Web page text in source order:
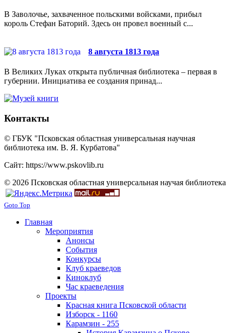
В Заволочье, захваченное польскими войсками, прибыл
король Стефан Баторий. Здесь он провел военный с...
8 августа 1813 года
В Великих Луках открыта публичная библиотека – первая в
губернии. Инициатива ее создания принад...
Контакты
© ГБУК "Псковская областная универсальная научная
библиотека им. В. Я. Курбатова"
Сайт: https://www.pskovlib.ru
© 2026 Псковская областная универсальная научая библиотека
Goto Top
Главная
Мероприятия
Анонсы
События
Конкурсы
Клуб краеведов
Киноклуб
Час краеведения
Проекты
Красная книга Псковской области
Изборск - 1160
Карамзин - 255